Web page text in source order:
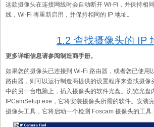
这款摄像头在连接网线时会自动断开 Wi-Fi，并保持相
线，Wi-Fi 将重新启用，并保持相同的 IP 地址。
1.2 查找摄像头的 IP
更多详细信息请参阅制造商手册。
如果您的摄像头已连接到 Wi-Fi 路由器，或者您已使用
路由器，则可以运行制造商提供的设置程序来查找摄像
中的另一台电脑上，插入摄像头的软件光盘。浏览光盘
IPCamSetup.exe，它将安装摄像头所需的软件。安装
摄像头工具，它将启动一个检测 Foscam 摄像头的工具: